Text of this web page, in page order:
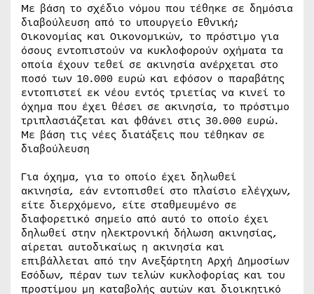
Με βάση το σχέδιο νόμου που τέθηκε σε δημόσια
διαβούλευση από το υπουργείο Εθνική;
Οικονομίας και Οικονομικών, το πρόστιμο για
όσους εντοπιστούν να κυκλοφορούν οχήματα τα
οποία έχουν τεθεί σε ακινησία ανέρχεται στο
ποσό των 10.000 ευρώ και εφόσον ο παραβάτης
εντοπιστεί εκ νέου εντός τριετίας να κινεί το
όχημα που έχει θέσει σε ακινησία, το πρόστιμο
τριπλασιάζεται και φθάνει στις 30.000 ευρώ.
Με βάση τις νέες διατάξεις που τέθηκαν σε
διαβούλευση
Για όχημα, για το οποίο έχει δηλωθεί
ακινησία, εάν εντοπισθεί στο πλαίσιο ελέγχων,
είτε διερχόμενο, είτε σταθμευμένο σε
διαφορετικό σημείο από αυτό το οποίο έχει
δηλωθεί στην ηλεκτρονική δήλωση ακινησίας,
αίρεται αυτοδικαίως η ακινησία και
επιβάλλεται από την Ανεξάρτητη Αρχή Δημοσίων
Εσόδων, πέραν των τελών κυκλοφορίας και του
προστίμου μη καταβολής αυτών και διοικητικό